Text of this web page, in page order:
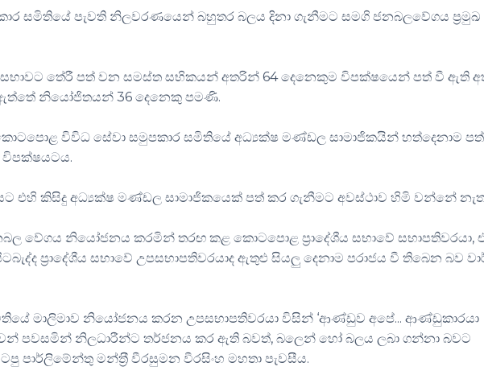
සමිතියේ පැවති නිලවරණයෙන් බහුතර බලය දිනා ගැනීමට සමගි ජනබලවේගය ප්‍රමුඛ
තේරී පත් වන සමස්ත සභිකයන් අතරින් 64 දෙනෙකුම විපක්ෂයෙන් පත් වී ඇති
නියෝජිතයන් 36 දෙනෙකු පමණි.
විවිධ සේවා සමුපකාර සමිතියේ අධ්‍යක්ෂ මණ්ඩල සාමාජිකයින් හත්දෙනාම
විපක්ෂයටය.
එහි කිසිදු අධ්‍යක්ෂ මණ්ඩල සාමාජිකයෙක් පත් කර ගැනීමට අවස්ථාව හිමි වන්නේ
වේගය නියෝජනය කරමින් තරඟ කළ කොටපොළ ප්‍රාදේශීය සභාවේ සභාපතිවරයා,
ප්‍රාදේශීය සභාවේ උපසභාපතිවරයාද ඇතුළු සියලු දෙනාම පරාජය වී තිබෙන බව
මාලිමාව නියෝජනය කරන උපසභාපතිවරයා විසින් ‘ආණ්ඩුව අපේ... ආණ්ඩුකාරයා
පවසමින් නිලධාරීන්ට තර්ජනය කර ඇති බවත්, බලෙන් හෝ බලය ලබා ගන්නා බවට
පාර්ලිමේන්තු මන්ත‍්‍රී වීරසුමන වීරසිංහ මහතා පැවසීය.